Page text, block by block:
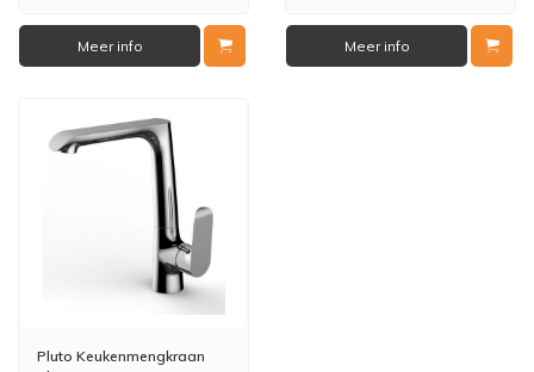
Meer info Meer info
Pluto Keukenmengkraan